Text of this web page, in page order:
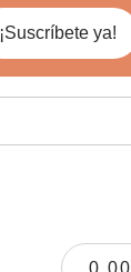
¡Suscríbete ya!
0,00